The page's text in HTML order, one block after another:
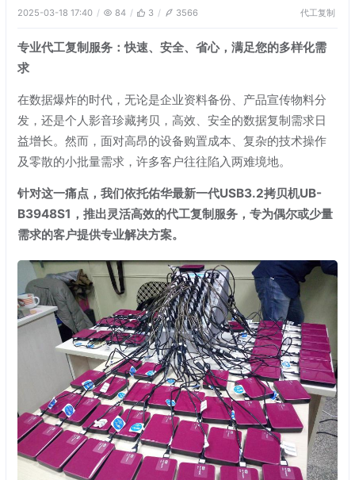
2025-03-18 17:40 84 3 3566 代工复制
专业代工复制服务：快速、安全、省心，满足您的多样化需
求
在数据爆炸的时代，无论是企业资料备份、产品宣传物料分
发，还是个人影音珍藏拷贝，高效、安全的数据复制需求日
益增长。然而，面对高昂的设备购置成本、复杂的技术操作
及零散的小批量需求，许多客户往往陷入两难境地。
针对这一痛点，我们依托佑华最新一代USB3.2拷贝机UB-
B3948S1，推出灵活高效的代工复制服务，专为偶尔或少量
需求的客户提供专业解决方案。